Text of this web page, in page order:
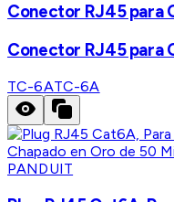
Conector RJ45 para
Conector RJ45 para
TC-6ATC-6A
PANDUIT